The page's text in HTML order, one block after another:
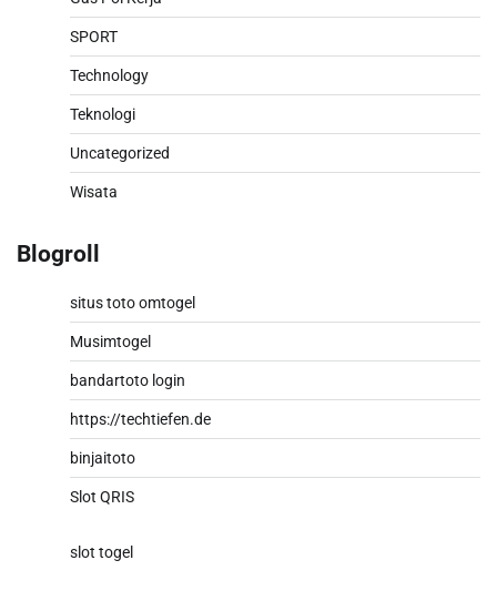
SPORT
Technology
Teknologi
Uncategorized
Wisata
Blogroll
situs toto omtogel
Musimtogel
bandartoto login
https://techtiefen.de
binjaitoto
Slot QRIS
slot togel